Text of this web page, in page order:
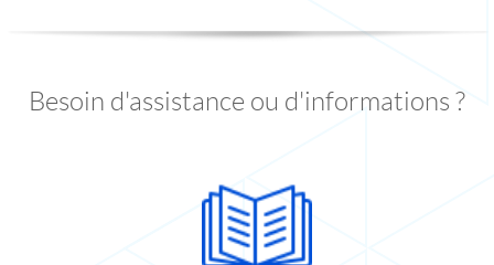
Besoin d'assistance ou d'informations ?